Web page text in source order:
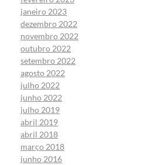
janeiro 2023
dezembro 2022
novembro 2022
outubro 2022
setembro 2022
agosto 2022
julho 2022
junho 2022
julho 2019
abril 2019
abril 2018
março 2018
junho 2016